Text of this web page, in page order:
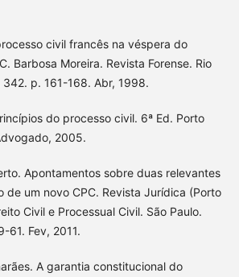
civil francês na véspera do
Barbosa Moreira. Revista Forense. Rio
p. 161-168. Abr, 1998.
do processo civil. 6ª Ed. Porto
2005.
Apontamentos sobre duas relevantes
de um novo CPC. Revista Jurídica (Porto
Civil e Processual Civil. São Paulo.
61. Fev, 2011.
A garantia constitucional do